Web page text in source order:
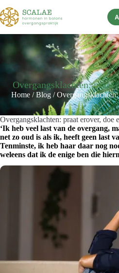
naar
de
Overgangsklachten: praat
Home /Blog /
Overgangsklachten: praat erover, doe
‘Ik heb veel last van de overgang,
net zo oud is als ik, heeft geen last
Tenminste, ik heb haar daar nog
weleens dat ik de enige ben die